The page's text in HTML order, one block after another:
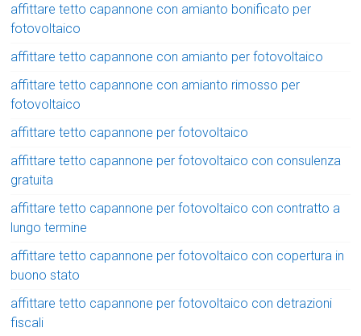
affittare tetto capannone con amianto bonificato per
fotovoltaico
affittare tetto capannone con amianto per fotovoltaico
affittare tetto capannone con amianto rimosso per
fotovoltaico
affittare tetto capannone per fotovoltaico
affittare tetto capannone per fotovoltaico con consulenza
gratuita
affittare tetto capannone per fotovoltaico con contratto a
lungo termine
affittare tetto capannone per fotovoltaico con copertura in
buono stato
affittare tetto capannone per fotovoltaico con detrazioni
fiscali